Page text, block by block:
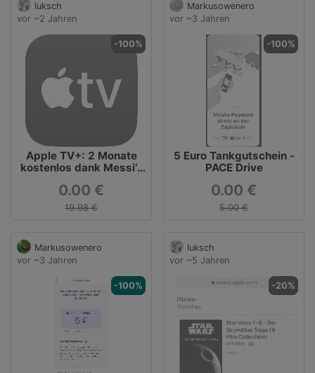
luksch
vor ~2 Jahren
-100%
Apple TV+: 2 Monate
kostenlos dank Messi’s
0.00 €
19.98 €
Markusowenero
vor ~3 Jahren
-100%
5 Euro Tankgutschein -
PACE Drive
0.00 €
5.00 €
Markusowenero
vor ~3 Jahren
-100%
luksch
vor ~5 Jahren
-20%